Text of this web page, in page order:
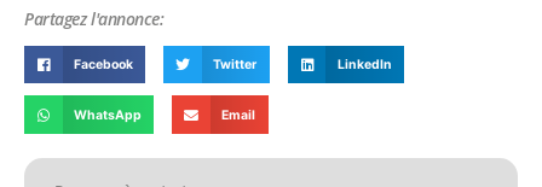
Partagez l'annonce:
Facebook Twitter LinkedIn
WhatsApp Email